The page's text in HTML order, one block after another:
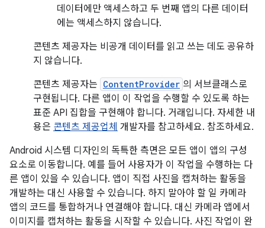
데이터에만 액세스하고 두 번째 앱의 다른 데이터
에는 액세스하지 않습니다.
콘텐츠 제공자는 비공개 데이터를 읽고 쓰는 데도 공유하
지 않습니다.
콘텐츠 제공자는 ContentProvider 의 서브클래스로
구현됩니다. 다른 앱이 이 작업을 수행할 수 있도록 하는
표준 API 집합을 구현해야 합니다. 거래입니다. 자세한 내
용은 콘텐츠 제공업체 개발자를 참고하세요. 참조하세요.
Android 시스템 디자인의 독특한 측면은 모든 앱이 앱의 구성
요소로 이동합니다. 예를 들어 사용자가 이 작업을 수행하는 다
른 앱이 있을 수 있습니다. 앱이 직접 사진을 캡처하는 활동을
개발하는 대신 사용할 수 있습니다. 하지 말아야 할 일 카메라
앱의 코드를 통합하거나 연결해야 합니다. 대신 카메라 앱에서
이미지를 캡처하는 활동을 시작할 수 있습니다. 사진 작업이 완